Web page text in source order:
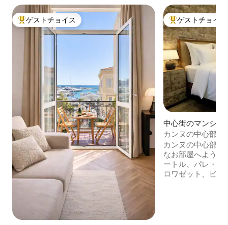
大好評のゲストチョイスです。
ゲストチョイス 大好評のゲスト
ゲストチョイス
中心街のマンショ
ート
カンヌの中心部に
駐車場付き。
カンヌの中心部に
なお部屋へようこ
ートル、パレ・デ
ロワゼット、ビ